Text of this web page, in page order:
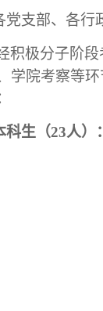
党支部、各行
积极分子阶
学院考察等
科生（23人）：